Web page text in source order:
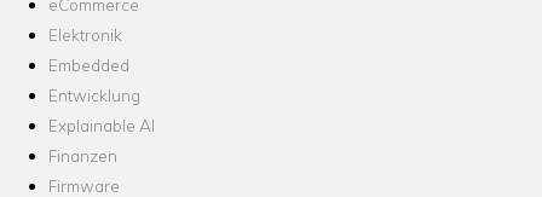
eCommerce
Elektronik
Embedded
Entwicklung
Explainable AI
Finanzen
Firmware